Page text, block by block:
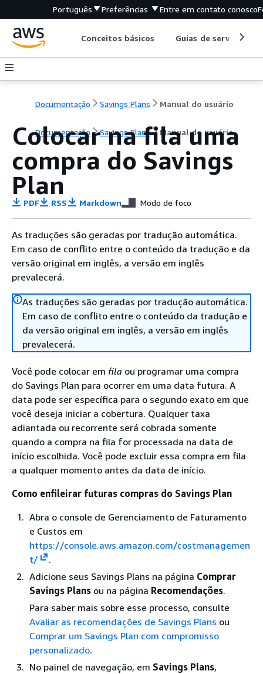
Português Preferências Entre em contato conosco
Conceitos básicos Guias de serviço
Documentação Savings Plans Manual do usuário
Documentação Savings Plans Manual do usuário
Colocar na fila uma
compra do Savings
Plan
PDF RSS Markdown Modo de foco
As traduções são geradas por tradução automática.
Em caso de conflito entre o conteúdo da tradução e da
versão original em inglês, a versão em inglês
prevalecerá.
As traduções são geradas por tradução automática.
Em caso de conflito entre o conteúdo da tradução e
da versão original em inglês, a versão em inglês
prevalecerá.
Você pode colocar em fila ou programar uma compra
do Savings Plan para ocorrer em uma data futura. A
data pode ser específica para o segundo exato em que
você deseja iniciar a cobertura. Qualquer taxa
adiantada ou recorrente será cobrada somente
quando a compra na fila for processada na data de
início escolhida. Você pode excluir essa compra em fila
a qualquer momento antes da data de início.
Como enfileirar futuras compras do Savings Plan
Abra o console de Gerenciamento de Faturamento
e Custos em
https://console.aws.amazon.com/costmanagemen
t/
.
Adicione seus Savings Plans na página Comprar
Savings Plans ou na página Recomendações.
Para saber mais sobre esse processo, consulte
Avaliar as recomendações de Savings Plans ou
Comprar um Savings Plan com compromisso
personalizado.
No painel de navegação, em Savings Plans,